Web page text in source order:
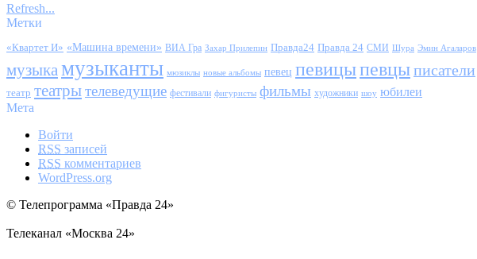
Refresh...
Метки
«Квартет И» «Машина времени» ВИА Гра Захар Прилепин Правда24 Правда 24 СМИ Шура Эмин Агаларов
музыка музыканты мюзиклы новые альбомы певец певицыпевцыписатели
театр театрытелеведущие фестивали фигуристы фильмы художники шоу юбилеи
Мета
Войти
RSS записей
RSS комментариев
WordPress.org
© Телепрограмма «Правда 24»
Телеканал «Москва 24»